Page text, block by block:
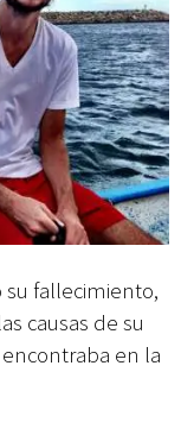
fallecimiento,
causas de su
en la